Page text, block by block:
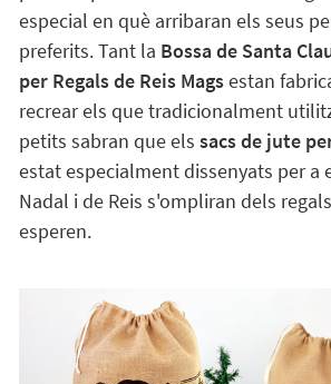
especial en què arribaran els seus
preferits. Tant la Bossa de Santa
per Regals de Reis Magsestan
recrear els que tradicionalment
petits sabran que els sacs de jute
estat especialment dissenyats per a
Nadal i de Reis s'ompliran dels
esperen.